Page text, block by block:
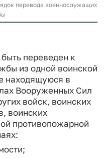
перевода военнослужащих
переведен к
из одной воинской
находящуюся в
Вооруженных Сил
войск, воинских
воинских
противопожарной